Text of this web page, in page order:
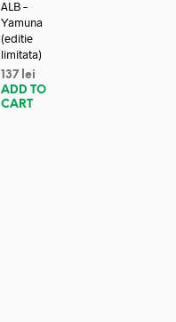
ALB –
Yamuna
(editie
limitata)
137 lei
ADD TO
CART